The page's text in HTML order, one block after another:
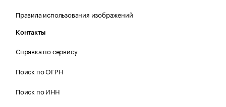
Правила использования изображений
Контакты
Справка по сервису
Поиск по ОГРН
Поиск по ИНН